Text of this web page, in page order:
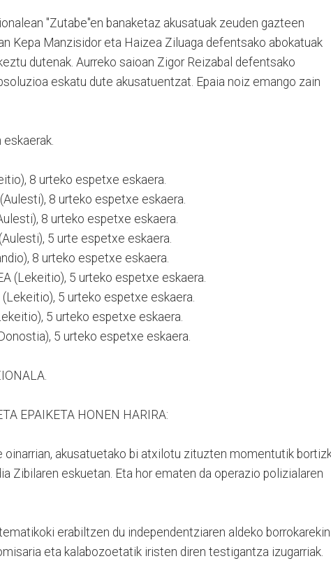
"Zutabe"en banaketaz akusatuak zeuden gazteen
Kepa Manzisidor eta Haizea Ziluaga defentsako abokatuak
dutenak. Aurreko saioan Zigor Reizabal defentsako
eskatu dute akusatuentzat. Epaia noiz emango zain
8 urteko espetxe eskaera.
8 urteko espetxe eskaera.
8 urteko espetxe eskaera.
5 urte espetxe eskaera.
8 urteko espetxe eskaera.
(Lekeitio), 5 urteko espetxe eskaera.
(Lekeitio), 5 urteko espetxe eskaera.
5 urteko espetxe eskaera.
5 urteko espetxe eskaera.
EPAIKETA HONEN HARIRA:
oinarrian, akusatuetako bi atxilotu zituzten momentutik
Zibilaren eskuetan. Eta hor ematen da operazio polizialaren
erabiltzen du independentziaren aldeko borrokarekin
eta kalabozoetatik iristen diren testigantza izugarriak.